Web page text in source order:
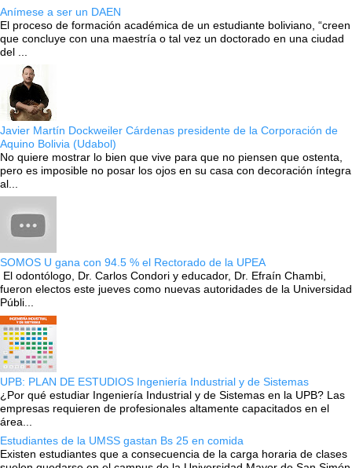
Anímese a ser un DAEN
El proceso de formación académica de un estudiante boliviano, “creen
que concluye con una maestría o tal vez un doctorado en una ciudad
del ...
Javier Martín Dockweiler Cárdenas presidente de la Corporación de
Aquino Bolivia (Udabol)
No quiere mostrar lo bien que vive para que no piensen que ostenta,
pero es imposible no posar los ojos en su casa con decoración íntegra
al...
SOMOS U gana con 94.5 % el Rectorado de la UPEA
El odontólogo, Dr. Carlos Condori y educador, Dr. Efraín Chambi,
fueron electos este jueves como nuevas autoridades de la Universidad
Públi...
UPB: PLAN DE ESTUDIOS Ingeniería Industrial y de Sistemas
¿Por qué estudiar Ingeniería Industrial y de Sistemas en la UPB? Las
empresas requieren de profesionales altamente capacitados en el
área...
Estudiantes de la UMSS gastan Bs 25 en comida
Existen estudiantes que a consecuencia de la carga horaria de clases